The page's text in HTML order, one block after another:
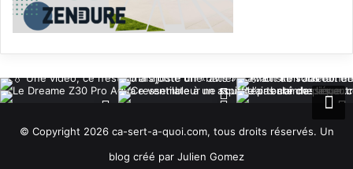
© Copyright 2026 ca-sert-a-quoi.com, tous droits réservés. Un
blog créé par Julien Gomez